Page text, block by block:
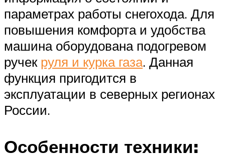
параметрах работы снегохода. Для
повышения комфорта и удобства
машина оборудована подогревом
ручек руля и курка газа. Данная
функция пригодится в
эксплуатации в северных регионах
России.
Особенности техники: